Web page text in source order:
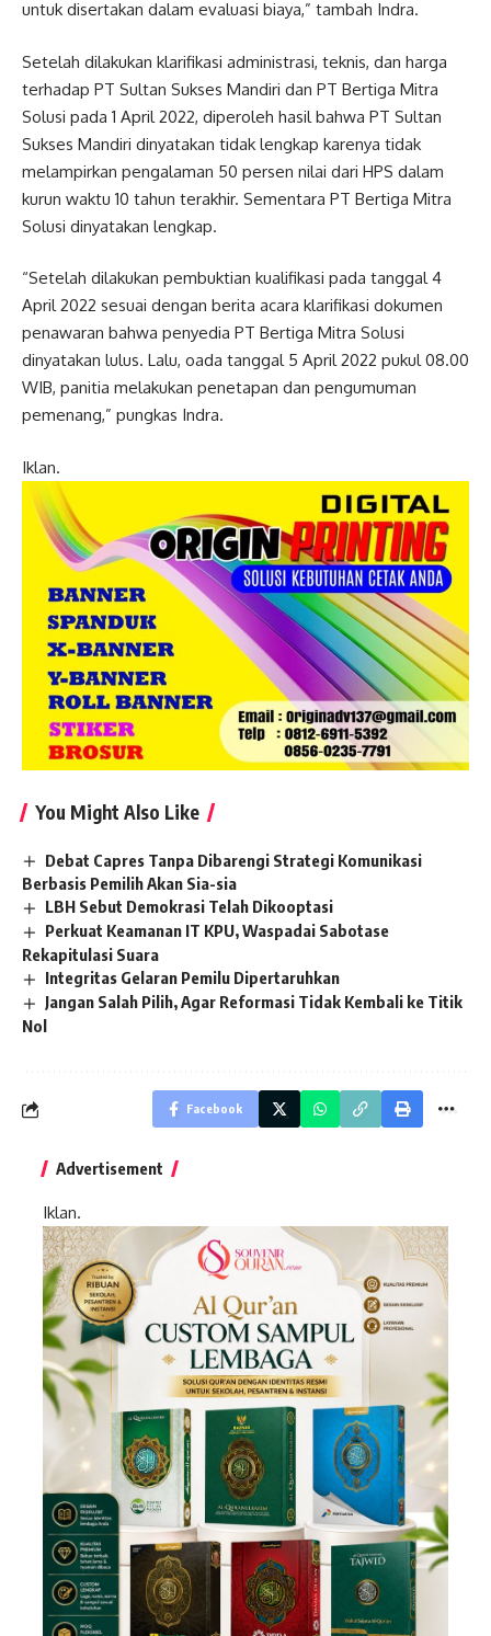
untuk disertakan dalam evaluasi biaya,” tambah Indra.
Setelah dilakukan klarifikasi administrasi, teknis, dan harga
terhadap PT Sultan Sukses Mandiri dan PT Bertiga Mitra
Solusi pada 1 April 2022, diperoleh hasil bahwa PT Sultan
Sukses Mandiri dinyatakan tidak lengkap karenya tidak
melampirkan pengalaman 50 persen nilai dari HPS dalam
kurun waktu 10 tahun terakhir. Sementara PT Bertiga Mitra
Solusi dinyatakan lengkap.
“Setelah dilakukan pembuktian kualifikasi pada tanggal 4
April 2022 sesuai dengan berita acara klarifikasi dokumen
penawaran bahwa penyedia PT Bertiga Mitra Solusi
dinyatakan lulus. Lalu, oada tanggal 5 April 2022 pukul 08.00
WIB, panitia melakukan penetapan dan pengumuman
pemenang,” pungkas Indra.
Iklan.
You Might Also Like
Debat Capres Tanpa Dibarengi Strategi Komunikasi
Berbasis Pemilih Akan Sia-sia
LBH Sebut Demokrasi Telah Dikooptasi
Perkuat Keamanan IT KPU, Waspadai Sabotase
Rekapitulasi Suara
Integritas Gelaran Pemilu Dipertaruhkan
Jangan Salah Pilih, Agar Reformasi Tidak Kembali ke Titik
Nol
Facebook
Advertisement
Iklan.